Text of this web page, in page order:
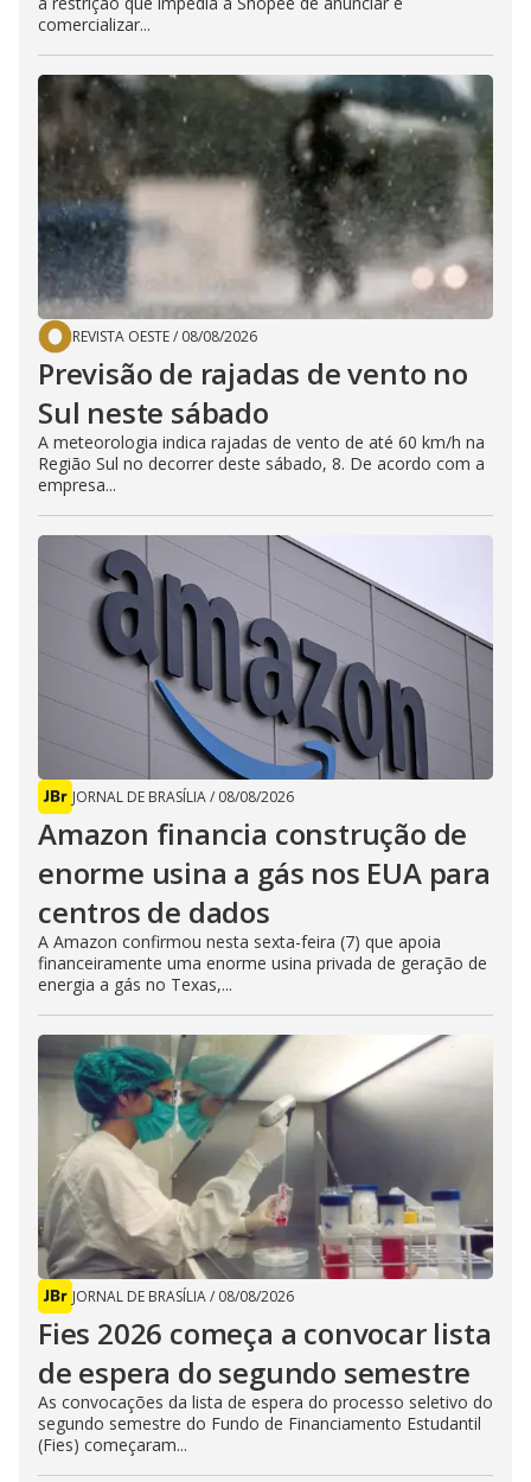
comercializar...
REVISTA OESTE/ 08/08/2026
Previsão de rajadas de vento no
Sul neste sábado
A meteorologia indica rajadas de vento de até 60 km/h na
Região Sul no decorrer deste sábado, 8. De acordo com a
empresa...
JORNAL DE BRASÍLIA/ 08/08/2026
Amazon financia construção de
enorme usina a gás nos EUA para
centros de dados
A Amazon confirmou nesta sexta-feira (7) que apoia
financeiramente uma enorme usina privada de geração de
energia a gás no Texas,...
JORNAL DE BRASÍLIA/ 08/08/2026
Fies 2026 começa a convocar lista
de espera do segundo semestre
As convocações da lista de espera do processo seletivo do
segundo semestre do Fundo de Financiamento Estudantil
(Fies) começaram...